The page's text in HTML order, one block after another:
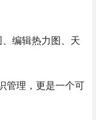
编辑热力图、天
管理，更是一个可